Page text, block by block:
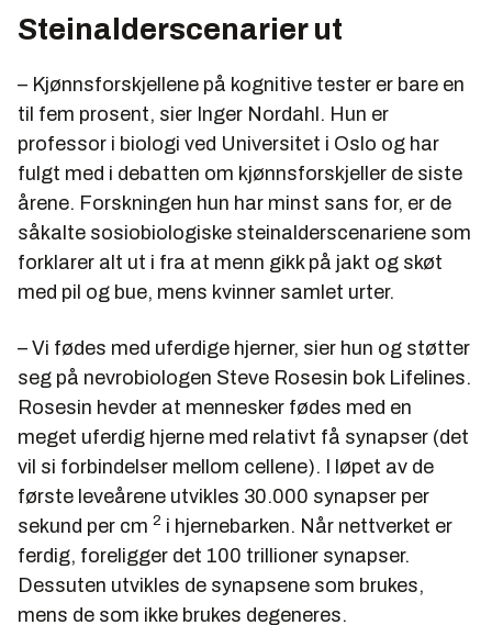
Steinalderscenarier ut
– Kjønnsforskjellene på kognitive tester er bare en
til fem prosent, sier Inger Nordahl. Hun er
professor i biologi ved Universitet i Oslo og har
fulgt med i debatten om kjønnsforskjeller de siste
årene. Forskningen hun har minst sans for, er de
såkalte sosiobiologiske steinalderscenariene som
forklarer alt ut i fra at menn gikk på jakt og skøt
med pil og bue, mens kvinner samlet urter.
– Vi fødes med uferdige hjerner, sier hun og støtter
seg på nevrobiologen Steve Rosesin bok Lifelines.
Rosesin hevder at mennesker fødes med en
meget uferdig hjerne med relativt få synapser (det
vil si forbindelser mellom cellene). I løpet av de
første leveårene utvikles 30.000 synapser per
sekund per cm 2 i hjernebarken. Når nettverket er
ferdig, foreligger det 100 trillioner synapser.
Dessuten utvikles de synapsene som brukes,
mens de som ikke brukes degeneres.